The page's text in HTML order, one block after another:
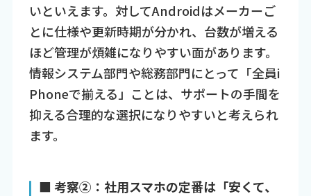
いといえます。対してAndroidはメーカーご
とに仕様や更新時期が分かれ、台数が増える
ほど管理が煩雑になりやすい面があります。
情報システム部門や総務部門にとって「全員i
Phoneで揃える」ことは、サポートの手間を
抑える合理的な選択になりやすいと考えられ
ます。
■ 考察②：社用スマホの定番は「安くて、